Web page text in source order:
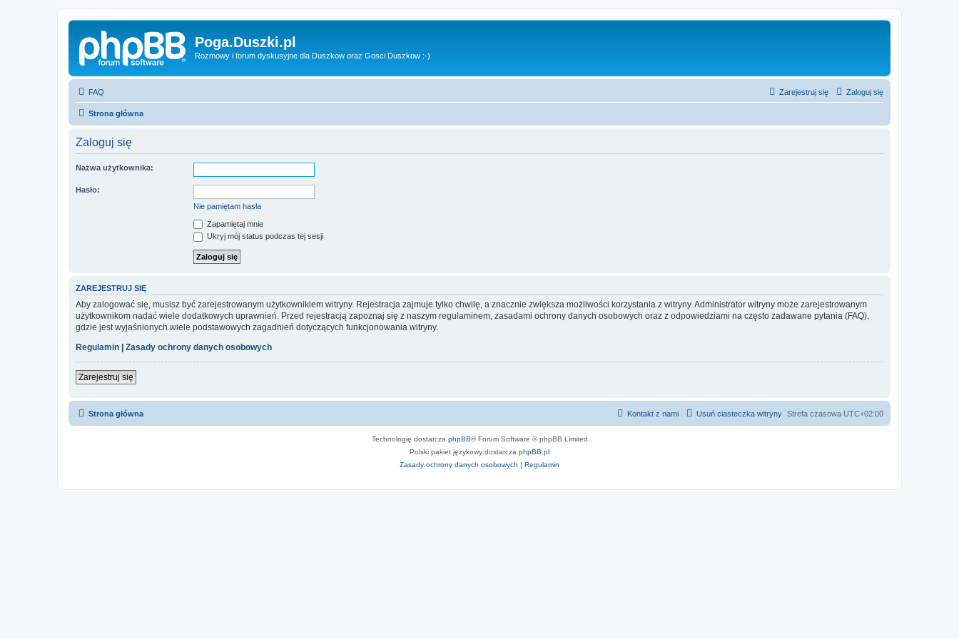
Poga.Duszki.pl
Rozmowy i forum dyskusyjne dla Duszkow oraz Gosci Duszkow :-)
FAQ Zaloguj się
Zarejestruj się
Strona główna
Zaloguj się
Nazwa użytkownika:
Hasło:
Nie pamiętam hasła
Zapamiętaj mnie
Ukryj mój status podczas tej sesji
ZAREJESTRUJ SIĘ
Aby zalogować się, musisz być zarejestrowanym użytkownikiem witryny. Rejestracja zajmuje tylko chwilę, a znacznie zwiększa możliwości korzystania z witryny. Administrator witryny może zarejestrowanym
użytkownikom nadać wiele dodatkowych uprawnień. Przed rejestracją zapoznaj się z naszym regulaminem, zasadami ochrony danych osobowych oraz z odpowiedziami na często zadawane pytania (FAQ),
gdzie jest wyjaśnionych wiele podstawowych zagadnień dotyczących funkcjonowania witryny.
Regulamin
Zasady ochrony danych osobowych
Zarejestruj się
Strona główna Strefa czasowa UTC+02:00
Usuń ciasteczka witryny
Kontakt z nami
Technologię dostarcza phpBB® Forum Software © phpBB Limited
Polski pakiet językowy dostarcza phpBB.pl
Zasady ochrony danych osobowych | Regulamin